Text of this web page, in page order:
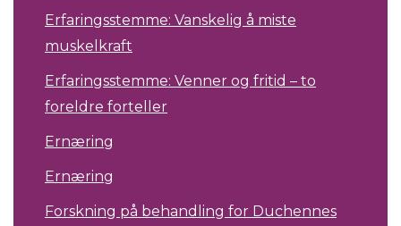
Erfaringsstemme: Vanskelig å miste
muskelkraft
Erfaringsstemme: Venner og fritid – to
foreldre forteller
Ernæring
Ernæring
Forskning på behandling for Duchennes